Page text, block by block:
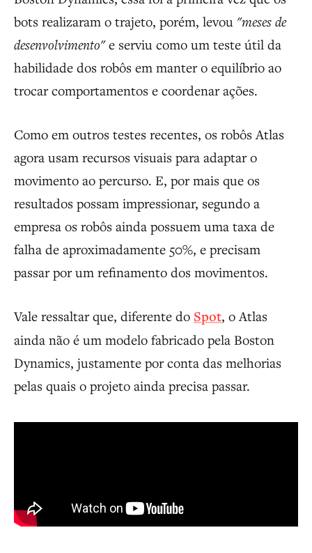
bots realizaram o trajeto, porém, levou "meses de
desenvolvimento"e serviu como um teste útil da
habilidade dos robôs em manter o equilíbrio ao
trocar comportamentos e coordenar ações.
Como em outros testes recentes, os robôs Atlas
agora usam recursos visuais para adaptar o
movimento ao percurso. E, por mais que os
resultados possam impressionar, segundo a
empresa os robôs ainda possuem uma taxa de
falha de aproximadamente 50%, e precisam
passar por um refinamento dos movimentos.
Vale ressaltar que, diferente do Spot, o Atlas
ainda não é um modelo fabricado pela Boston
Dynamics, justamente por conta das melhorias
pelas quais o projeto ainda precisa passar.